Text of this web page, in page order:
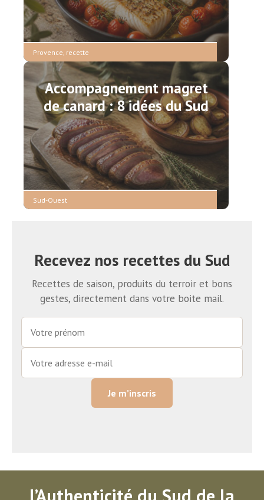
Provence recette
Accompagnement magret
de canard : 8 idées du Sud
Sud-Ouest
Recevez nos recettes du Sud
Recettes de saison, produits du terroir et bons
gestes, directement dans votre boite mail.
Je m’inscris